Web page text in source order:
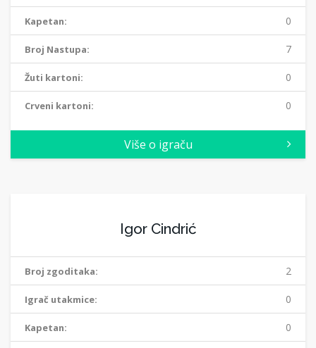
Kapetan: 0
Broj Nastupa: 7
Žuti kartoni: 0
Crveni kartoni: 0
Više o igraču
Igor Cindrić
Broj zgoditaka: 2
Igrač utakmice: 0
Kapetan: 0